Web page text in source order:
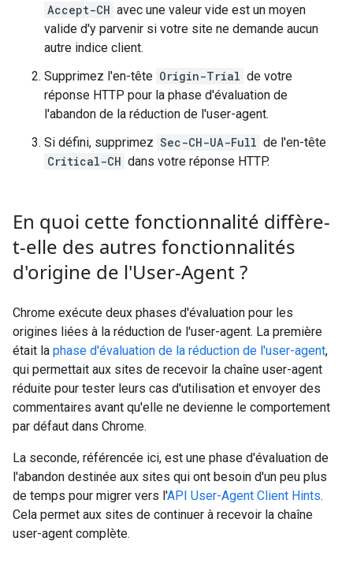
Accept-CH avec une valeur vide est un moyen
valide d'y parvenir si votre site ne demande aucun
autre indice client.
Supprimez l'en-tête Origin-Trial de votre
réponse HTTP pour la phase d'évaluation de
l'abandon de la réduction de l'user-agent.
Si défini, supprimez Sec-CH-UA-Full de l'en-tête
Critical-CH dans votre réponse HTTP.
En quoi cette fonctionnalité diffère-
t-elle des autres fonctionnalités
d'origine de l'User-Agent ?
Chrome exécute deux phases d'évaluation pour les
origines liées à la réduction de l'user-agent. La première
était la phase d'évaluation de la réduction de l'user-agent,
qui permettait aux sites de recevoir la chaîne user-agent
réduite pour tester leurs cas d'utilisation et envoyer des
commentaires avant qu'elle ne devienne le comportement
par défaut dans Chrome.
La seconde, référencée ici, est une phase d'évaluation de
l'abandon destinée aux sites qui ont besoin d'un peu plus
de temps pour migrer vers l'API User-Agent Client Hints.
Cela permet aux sites de continuer à recevoir la chaîne
user-agent complète.